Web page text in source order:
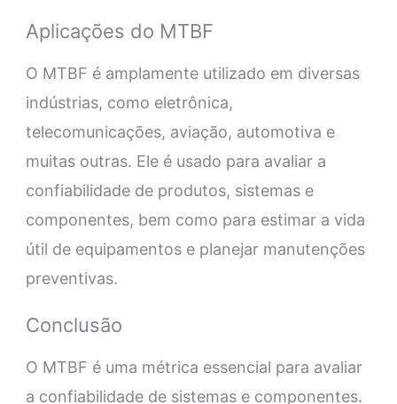
Aplicações do MTBF
O MTBF é amplamente utilizado em diversas
indústrias, como eletrônica,
telecomunicações, aviação, automotiva e
muitas outras. Ele é usado para avaliar a
confiabilidade de produtos, sistemas e
componentes, bem como para estimar a vida
útil de equipamentos e planejar manutenções
preventivas.
Conclusão
O MTBF é uma métrica essencial para avaliar
a confiabilidade de sistemas e componentes.